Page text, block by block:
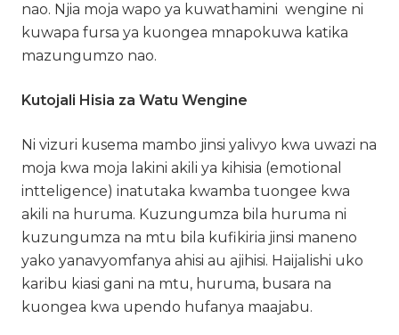
nao. Njia moja wapo ya kuwathamini wengine ni
kuwapa fursa ya kuongea mnapokuwa katika
mazungumzo nao.
Kutojali Hisia za Watu Wengine
Ni vizuri kusema mambo jinsi yalivyo kwa uwazi na
moja kwa moja lakini akili ya kihisia (emotional
intteligence) inatutaka kwamba tuongee kwa
akili na huruma. Kuzungumza bila huruma ni
kuzungumza na mtu bila kufikiria jinsi maneno
yako yanavyomfanya ahisi au ajihisi. Haijalishi uko
karibu kiasi gani na mtu, huruma, busara na
kuongea kwa upendo hufanya maajabu.